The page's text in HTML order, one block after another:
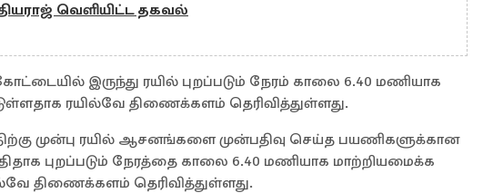
வெளியிட்ட தகவல்
இருந்து ரயில் புறப்படும் நேரம் காலை 6.40 மணியாக
ரயில்வே திணைக்களம் தெரிவித்துள்ளது.
முன்பு ரயில் ஆசனங்களை முன்பதிவு செய்த பயணிகளுக்கான
புறப்படும் நேரத்தை காலை 6.40 மணியாக மாற்றியமைக்க
திணைக்களம் தெரிவித்துள்ளது.